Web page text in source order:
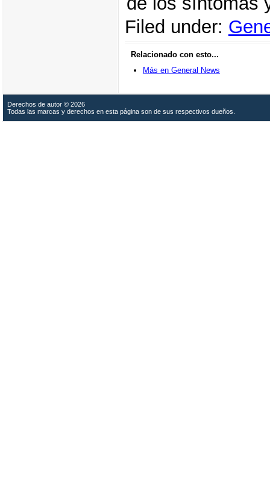
Filed under:
Relacionado con esto...
Más en General News
Derechos de autor © 2026
Todas las marcas y derechos en esta página son de sus respectivos dueños.